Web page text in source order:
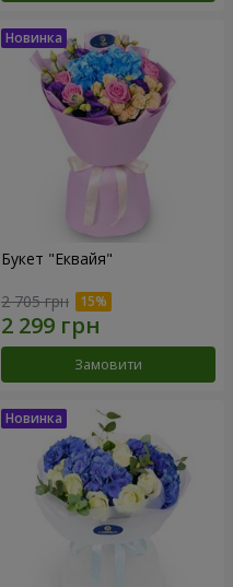
Букет "Еквайя"
2 705 грн
Замовити